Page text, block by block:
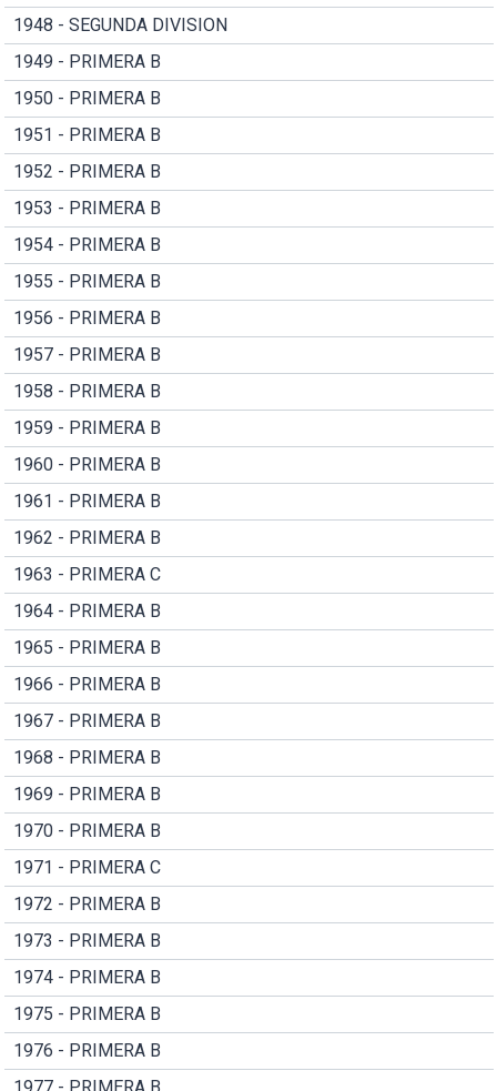
1948 - SEGUNDA DIVISION
1949 - PRIMERA B
1950 - PRIMERA B
1951 - PRIMERA B
1952 - PRIMERA B
1953 - PRIMERA B
1954 - PRIMERA B
1955 - PRIMERA B
1956 - PRIMERA B
1957 - PRIMERA B
1958 - PRIMERA B
1959 - PRIMERA B
1960 - PRIMERA B
1961 - PRIMERA B
1962 - PRIMERA B
1963 - PRIMERA C
1964 - PRIMERA B
1965 - PRIMERA B
1966 - PRIMERA B
1967 - PRIMERA B
1968 - PRIMERA B
1969 - PRIMERA B
1970 - PRIMERA B
1971 - PRIMERA C
1972 - PRIMERA B
1973 - PRIMERA B
1974 - PRIMERA B
1975 - PRIMERA B
1976 - PRIMERA B